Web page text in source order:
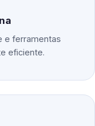
e ferramentas
eficiente.